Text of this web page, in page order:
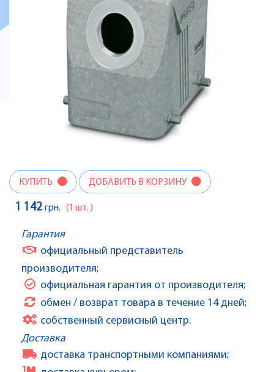
КУПИТЬ ДОБАВИТЬ В КОРЗИНУ
1 142 грн. (1 шт. )
Гарантия
официальный представитель
производителя;
официальная гарантия от производителя;
обмен / возврат товара в течение 14 дней;
собственный сервисный центр.
Доставка
доставка транспортными компаниями;